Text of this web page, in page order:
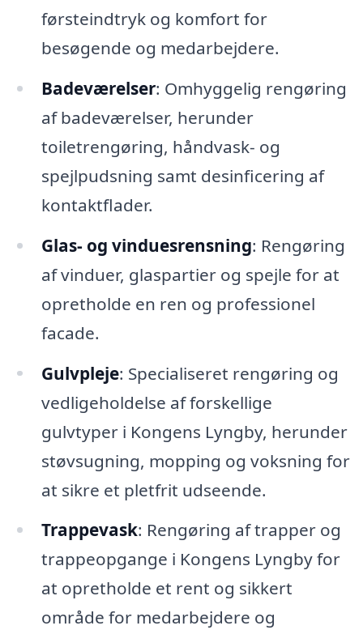
førsteindtryk og komfort for
besøgende og medarbejdere.
Badeværelser: Omhyggelig rengøring
af badeværelser, herunder
toiletrengøring, håndvask- og
spejlpudsning samt desinficering af
kontaktflader.
Glas- og vinduesrensning: Rengøring
af vinduer, glaspartier og spejle for at
opretholde en ren og professionel
facade.
Gulvpleje: Specialiseret rengøring og
vedligeholdelse af forskellige
gulvtyper i Kongens Lyngby, herunder
støvsugning, mopping og voksning for
at sikre et pletfrit udseende.
Trappevask: Rengøring af trapper og
trappeopgange i Kongens Lyngby for
at opretholde et rent og sikkert
område for medarbejdere og